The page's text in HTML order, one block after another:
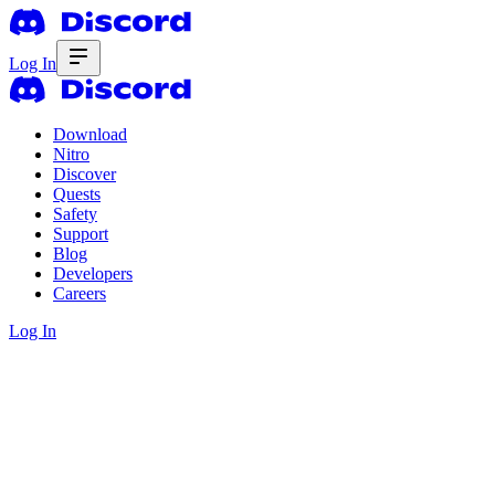
Log In
Download
Nitro
Discover
Quests
Safety
Support
Blog
Developers
Careers
Log In